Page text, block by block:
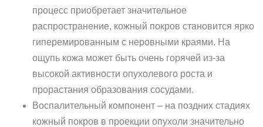
процесс приобретает значительное
распространение, кожный покров становится ярко
гиперемированным с неровными краями. На
ощупь кожа может быть очень горячей из-за
высокой активности опухолевого роста и
прорастания образования сосудами.
Воспалительный компонент – на поздних стадиях
кожный покров в проекции опухоли значительно